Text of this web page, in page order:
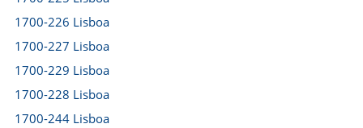
1700-226 Lisboa
1700-227 Lisboa
1700-229 Lisboa
1700-228 Lisboa
1700-244 Lisboa